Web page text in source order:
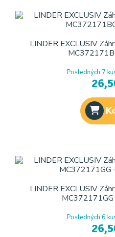
LINDER EXCLUSIV
Posledných 7
LINDER EXCLUSIV
Posledných 6